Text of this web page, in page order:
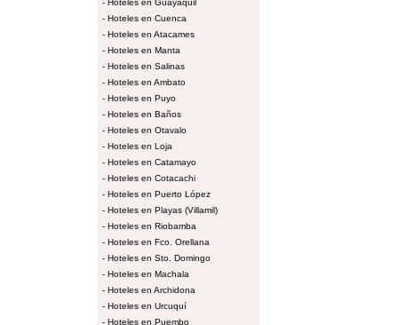
- Hoteles en Guayaquil
- Hoteles en Cuenca
- Hoteles en Atacames
- Hoteles en Manta
- Hoteles en Salinas
- Hoteles en Ambato
- Hoteles en Puyo
- Hoteles en Baños
- Hoteles en Otavalo
- Hoteles en Loja
- Hoteles en Catamayo
- Hoteles en Cotacachi
- Hoteles en Puerto López
- Hoteles en Playas (Villamil)
- Hoteles en Riobamba
- Hoteles en Fco. Orellana
- Hoteles en Sto. Domingo
- Hoteles en Machala
- Hoteles en Archidona
- Hoteles en Urcuquí
- Hoteles en Puembo